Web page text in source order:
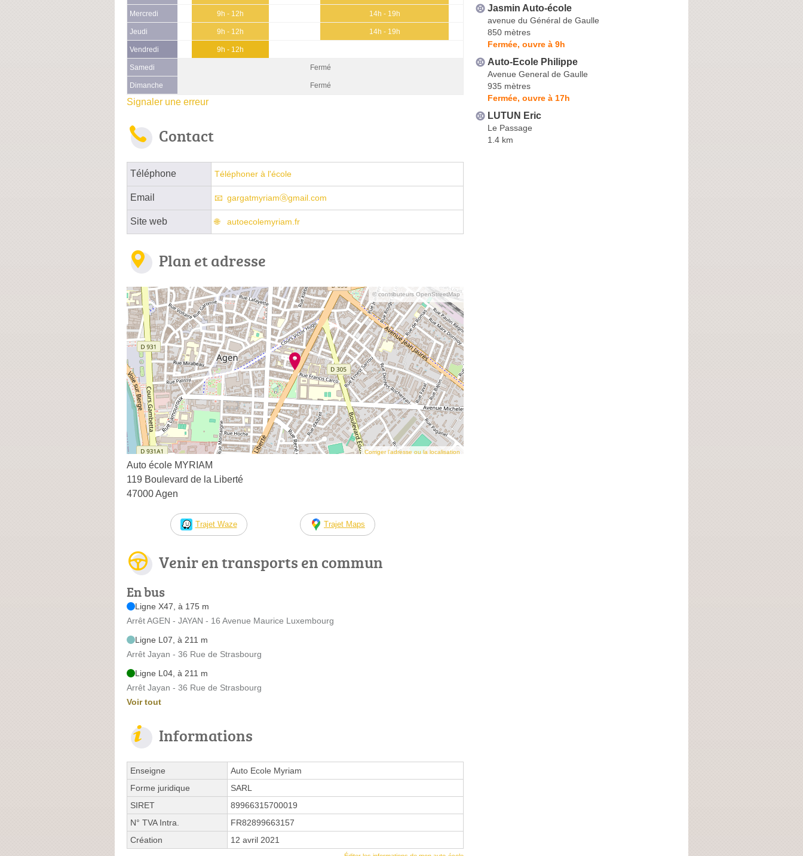
Mercredi 9h - 12h 14h - 19h
Jeudi 9h - 12h 14h - 19h
Vendredi 9h - 12h
Samedi Fermé
Dimanche Fermé
Signaler une erreur
Contact
Téléphone Téléphoner à l'école
Email gargatmyriamⓐgmail.com
Site web autoecolemyriam.fr
Plan et adresse
© contributeurs OpenStreetMap
Corriger l’adresse ou la localisation
Auto école MYRIAM
119 Boulevard de la Liberté
47000 Agen
Trajet Waze Trajet Maps
Venir en transports en commun
En bus
Ligne X47, à 175 m
Arrêt AGEN - JAYAN - 16 Avenue Maurice Luxembourg
Ligne L07, à 211 m
Arrêt Jayan - 36 Rue de Strasbourg
Ligne L04, à 211 m
Arrêt Jayan - 36 Rue de Strasbourg
Voir tout
Informations
Enseigne
Auto Ecole Myriam
Forme juridique
SARL
SIRET
89966315700019
N° TVA Intra.
FR82899663157
Création
12 avril 2021
Jasmin Auto-école
avenue du Général de Gaulle
850 mètres
Fermée, ouvre à 9h
Auto-Ecole Philippe
Avenue General de Gaulle
935 mètres
Fermée, ouvre à 17h
LUTUN Eric
Le Passage
1.4 km